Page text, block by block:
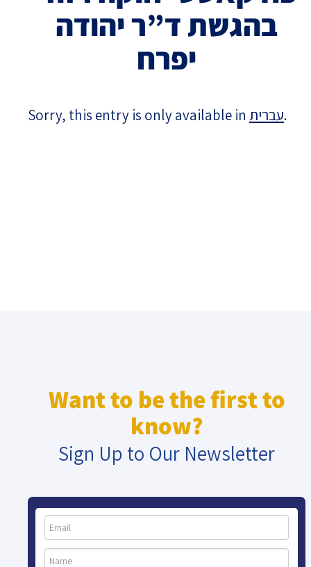
Israel-China Relations
בהגשת ד”ר יהודה
יפרח
Sorry, this entry is only available in עברית.
Want to be the first to
know?
Sign Up to Our Newsletter